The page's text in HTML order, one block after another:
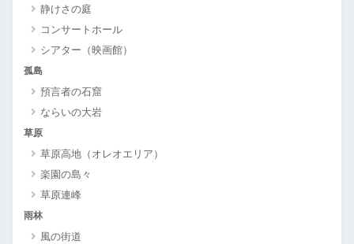
静けさの庭
コンサートホール
シアター（映画館）
孤島
預言者の石窟
ならいの大岩
草原
草原高地（オレオエリア）
楽園の島々
草原連峰
雨林
風の街道